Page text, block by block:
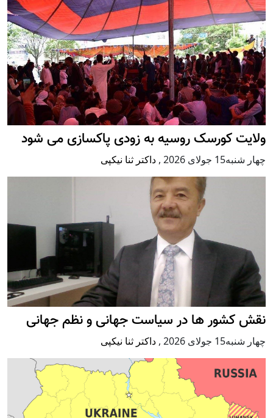
ولایت کورسک روسیه به زودی پاکسازی می شود
چهار شنبه15 جولای 2026 , داکتر ثنا نیکپی
نقش کشور ها در سیاست جهانی و نظم جهانی
چهار شنبه15 جولای 2026 , داکتر ثنا نیکپی